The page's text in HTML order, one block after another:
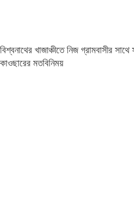
বিশ্বনাথের খাজাঞ্চীতে নিজ গ্রামবাসীর সাথে
কাওছারের মতবিনিময়